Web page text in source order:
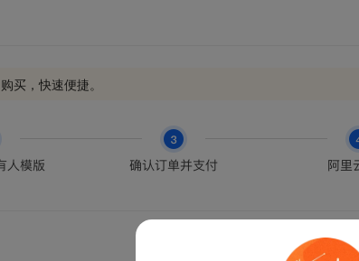
买，快速便捷。